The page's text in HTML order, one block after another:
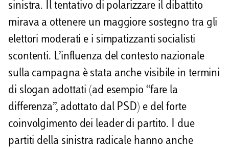
sinistra. Il tentativo di polarizzare il dibattito
mirava a ottenere un maggiore sostegno tra gli
elettori moderati e i simpatizzanti socialisti
scontenti. L’influenza del contesto nazionale
sulla campagna è stata anche visibile in termini
di slogan adottati (ad esempio “fare la
differenza”, adottato dal PSD) e del forte
coinvolgimento dei leader di partito. I due
partiti della sinistra radicale hanno anche